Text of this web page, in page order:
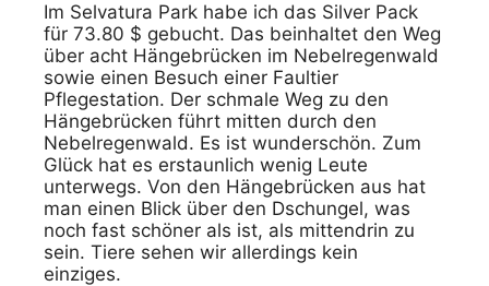
Im Selvatura Park habe ich das Silver Pack
für 73.80 $ gebucht. Das beinhaltet den Weg
über acht Hängebrücken im Nebelregenwald
sowie einen Besuch einer Faultier
Pflegestation. Der schmale Weg zu den
Hängebrücken führt mitten durch den
Nebelregenwald. Es ist wunderschön. Zum
Glück hat es erstaunlich wenig Leute
unterwegs. Von den Hängebrücken aus hat
man einen Blick über den Dschungel, was
noch fast schöner als ist, als mittendrin zu
sein. Tiere sehen wir allerdings kein
einziges.